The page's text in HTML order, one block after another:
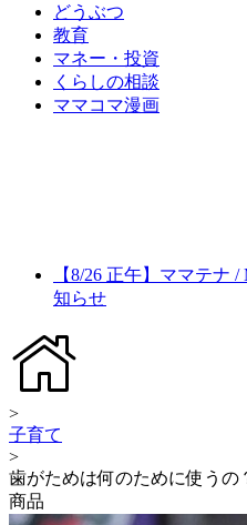
どうぶつ
教育
マネー・投資
くらしの相談
ママコマ漫画
【8/26 正午】ママテナ
知らせ
>
子育て
>
歯がためは何のために使う
商品